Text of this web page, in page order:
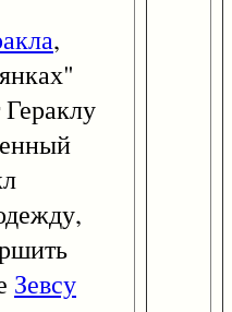
,
Зевсу